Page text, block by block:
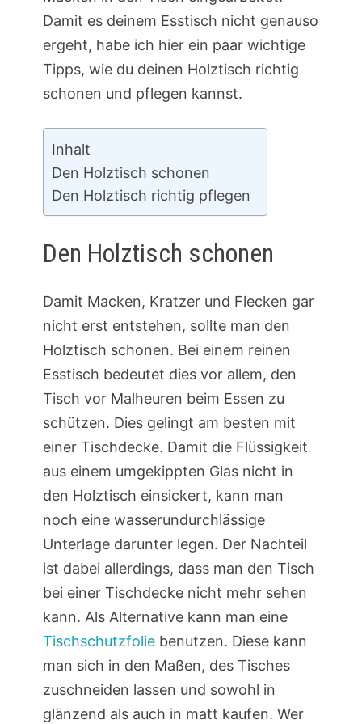
Damit es deinem Esstisch nicht genauso
ergeht, habe ich hier ein paar wichtige
Tipps, wie du deinen Holztisch richtig
schonen und pflegen kannst.
Inhalt
Den Holztisch schonen
Den Holztisch richtig pflegen
Den Holztisch schonen
Damit Macken, Kratzer und Flecken gar
nicht erst entstehen, sollte man den
Holztisch schonen. Bei einem reinen
Esstisch bedeutet dies vor allem, den
Tisch vor Malheuren beim Essen zu
schützen. Dies gelingt am besten mit
einer Tischdecke. Damit die Flüssigkeit
aus einem umgekippten Glas nicht in
den Holztisch einsickert, kann man
noch eine wasserundurchlässige
Unterlage darunter legen. Der Nachteil
ist dabei allerdings, dass man den Tisch
bei einer Tischdecke nicht mehr sehen
kann. Als Alternative kann man eine
Tischschutzfoliebenutzen. Diese kann
man sich in den Maßen, des Tisches
zuschneiden lassen und sowohl in
glänzend als auch in matt kaufen. Wer